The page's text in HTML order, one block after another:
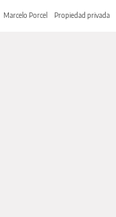
Marcelo Porcel Propiedad privada